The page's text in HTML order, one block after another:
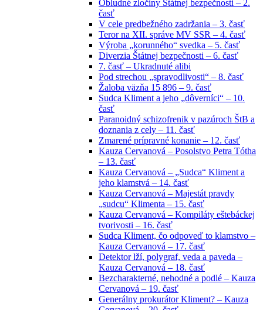
Obludné zločiny Štátnej bezpečnosti – 2.
časť
V cele predbežného zadržania – 3. časť
Teror na XII. správe MV SSR – 4. časť
Výroba „korunného“ svedka – 5. časť
Diverzia Štátnej bezpečnosti – 6. časť
7. časť – Ukradnuté alibi
Pod strechou „spravodlivosti“ – 8. časť
Žaloba väzňa 15 896 – 9. časť
Sudca Kliment a jeho „dôverníci“ – 10.
časť
Paranoidný schizofrenik v pazúroch ŠtB a
doznania z cely – 11. časť
Zmarené prípravné konanie – 12. časť
Kauza Cervanová – Posolstvo Petra Tótha
– 13. časť
Kauza Cervanová – „Sudca“ Kliment a
jeho klamstvá – 14. časť
Kauza Cervanová – Majestát pravdy
„sudcu“ Klimenta – 15. časť
Kauza Cervanová – Kompiláty eštebáckej
tvorivosti – 16. časť
Sudca Kliment, čo odpoveď to klamstvo –
Kauza Cervanová – 17. časť
Detektor lží, polygraf, veda a paveda –
Kauza Cervanová – 18. časť
Bezcharakterné, nehodné a podlé – Kauza
Cervanová – 19. časť
Generálny prokurátor Kliment? – Kauza